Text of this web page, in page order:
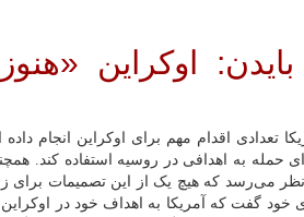
اوکراین
تعدادی اقدام مهم برای اوکراین انجام داده
حمله به اهدافی در روسیه استفاده کند.
می‌رسد که هیچ یک از این تصمیمات برای
خود گفت که آمریکا به اهداف خود در